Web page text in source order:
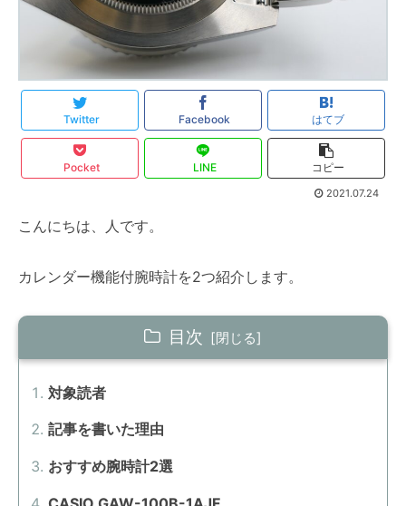
Twitter Facebook はてブ
Pocket LINE コピー
2021.07.24
こんにちは、人です。
カレンダー機能付腕時計を2つ紹介します。
目次
対象読者
記事を書いた理由
おすすめ腕時計2選